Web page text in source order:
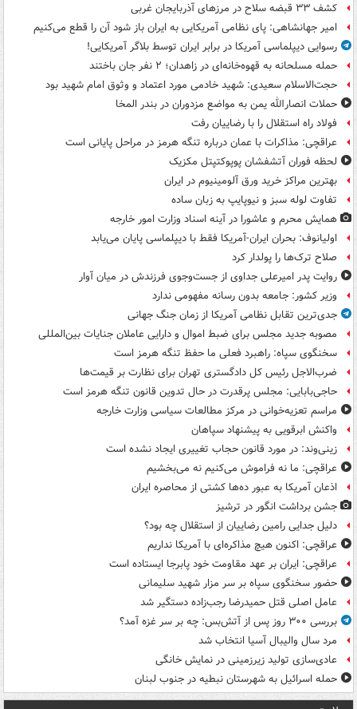
کشف ۳۳ قبضه سلاح در مرزهای آذربایجان غربی
امیر جهانشاهی: پای نظامی آمریکایی به ایران باز شود آن را قطع می‌کنیم
رسوایی دیپلماسی آمریکا در برابر ایران توسط بلاگر آمریکایی!
حمله مسلحانه به قهوه‌خانه‌ای در زاهدان؛ ۲ نفر جان باختند
حجت‌الاسلام سعیدی: شهید خادمی مورد اعتماد و وثوق امام شهید بود
حملات انصارالله یمن به مواضع مزدوران در بندر المخا
فولاد راه استقلال را با رضاییان رفت
عراقچی: مذاکرات با عمان درباره تنگه هرمز در مراحل پایانی است
لحظه فوران آتشفشان پوپوکتپتل مکزیک
بهترین مراکز خرید ورق آلومینیوم در ایران
تفاوت لوله سبز و نیوپایپ به زبان ساده
همایش محرم و عاشورا در آینه اسناد وزارت امور خارجه
اولیانوف: بحران ایران-آمریکا فقط با دیپلماسی پایان می‌یابد
صلاح ترک‌ها را پولدار کرد
روایت پدر امیرعلی جداوی از جست‌وجوی فرزندش در میان آوار
وزیر کشور: جامعه بدون رسانه مفهومی ندارد
جدی‌ترین تقابل نظامی آمریکا از زمان جنگ جهانی
مصوبه جدید مجلس برای ضبط اموال و دارایی عاملان جنایات بین‌المللی
سخنگوی سپاه: راهبرد فعلی ما حفظ تنگه هرمز است
ضرب‌الاجل رئیس کل دادگستری تهران برای نظارت بر قیمت‌ها
حاجی‌بابایی: مجلس پرقدرت در حال تدوین قانون تنگه هرمز است
مراسم تعزیه‌خوانی در مرکز مطالعات سیاسی وزارت خارجه
واکنش ابرقویی به پیشنهاد سپاهان
زینی‌وند: در مورد قانون حجاب تغییری ایجاد نشده است
عراقچی: ما نه فراموش می‌کنیم نه می‌بخشیم
اذعان آمریکا به عبور ده‌ها کشتی از محاصره ایران
جشن برداشت انگور در ترشیز
دلیل جدایی رامین رضاییان از استقلال چه بود؟
عراقچی: اکنون هیچ مذاکره‌ای با آمریکا نداریم
عراقچی: ایران بر عهد مقاومت خود پابرجا ایستاده است
حضور سخنگوی سپاه بر سر مزار شهید سلیمانی
عامل اصلی قتل حمیدرضا رجب‌زاده دستگیر شد
بررسی ۳۰۰ روز پس از آتش‌بس: چه بر سر غزه آمد؟
مرد سال والیبال آسیا انتخاب شد
عادی‌سازی تولید زیرزمینی در نمایش خانگی
حمله اسرائیل به شهرستان نبطیه در جنوب لبنان